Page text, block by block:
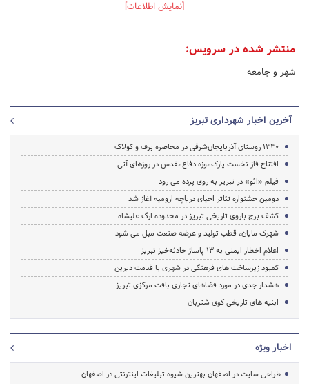
[نمایش اطلاعات]
منتشر شده در سرویس:
شهر و جامعه
آخرین اخبار شهرداری تبریز
1330 روستای آذربایجان‌شرقی در محاصره برف و کولاک
افتتاح فاز نخست پارک‌موزه‌ دفاع‌مقدس در روزهای آتی
فیلم «ائو» در تبریز به روی پرده می رود
دومین جشنواره تئاتر احیای دریاچه ارومیه آغاز شد
کشف برج باروی تاریخی تبریز در محدوده ارگ علیشاه
شهرک مایان، قطب تولید و عرضه صنعت مبل می شود
اعلام اخطار ایمنی به ۱۳ پاساژ حادثه‌خیز تبریز
کمبود زیرساخت های فرهنگی در شهری با قدمت دیرین
هشدار جدی در مورد فضاهای تجاری بافت مرکزی تبریز
ابنیه های تاریخی کوی شتربان
اخبار ویژه
طراحی سایت در اصفهان بهترین شیوه تبلیغات اینترنتی در اصفهان